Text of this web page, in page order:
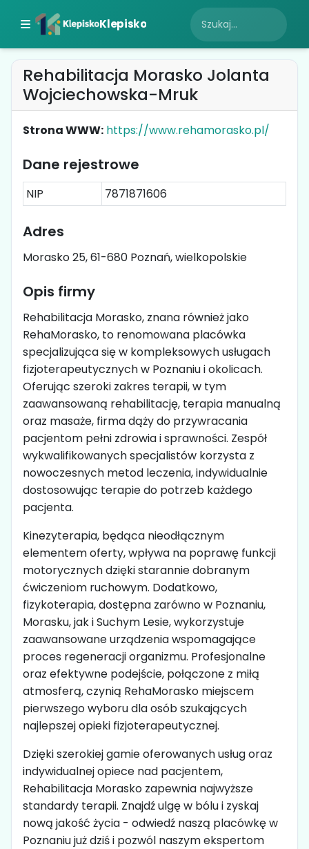
Klepisko
Rehabilitacja Morasko Jolanta
Wojciechowska-Mruk
Strona WWW: https://www.rehamorasko.pl/
Dane rejestrowe
NIP 7871871606
Adres
Morasko 25, 61-680 Poznań, wielkopolskie
Opis firmy
Rehabilitacja Morasko, znana również jako
RehaMorasko, to renomowana placówka
specjalizująca się w kompleksowych usługach
fizjoterapeutycznych w Poznaniu i okolicach.
Oferując szeroki zakres terapii, w tym
zaawansowaną rehabilitację, terapia manualną
oraz masaże, firma dąży do przywracania
pacjentom pełni zdrowia i sprawności. Zespół
wykwalifikowanych specjalistów korzysta z
nowoczesnych metod leczenia, indywidualnie
dostosowując terapie do potrzeb każdego
pacjenta.
Kinezyterapia, będąca nieodłącznym
elementem oferty, wpływa na poprawę funkcji
motorycznych dzięki starannie dobranym
ćwiczeniom ruchowym. Dodatkowo,
fizykoterapia, dostępna zarówno w Poznaniu,
Morasku, jak i Suchym Lesie, wykorzystuje
zaawansowane urządzenia wspomagające
proces regeneracji organizmu. Profesjonalne
oraz efektywne podejście, połączone z miłą
atmosferą, czynią RehaMorasko miejscem
pierwszego wyboru dla osób szukających
najlepszej opieki fizjoterapeutycznej.
Dzięki szerokiej gamie oferowanych usług oraz
indywidualnej opiece nad pacjentem,
Rehabilitacja Morasko zapewnia najwyższe
standardy terapii. Znajdź ulgę w bólu i zyskaj
nową jakość życia - odwiedź naszą placówkę w
Poznaniu już dziś i pozwól naszym ekspertom